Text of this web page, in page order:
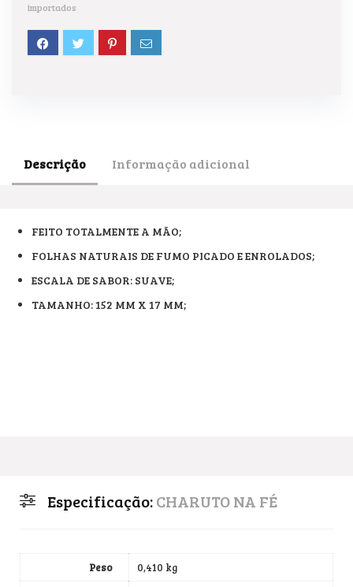
importados
Descrição Informação adicional
FEITO TOTALMENTE A MÃO;
FOLHAS NATURAIS DE FUMO PICADO E ENROLADOS;
ESCALA DE SABOR: SUAVE;
TAMANHO: 152 MM X 17 MM;
Especificação:CHARUTO NA FÉ
Peso
0,410 kg